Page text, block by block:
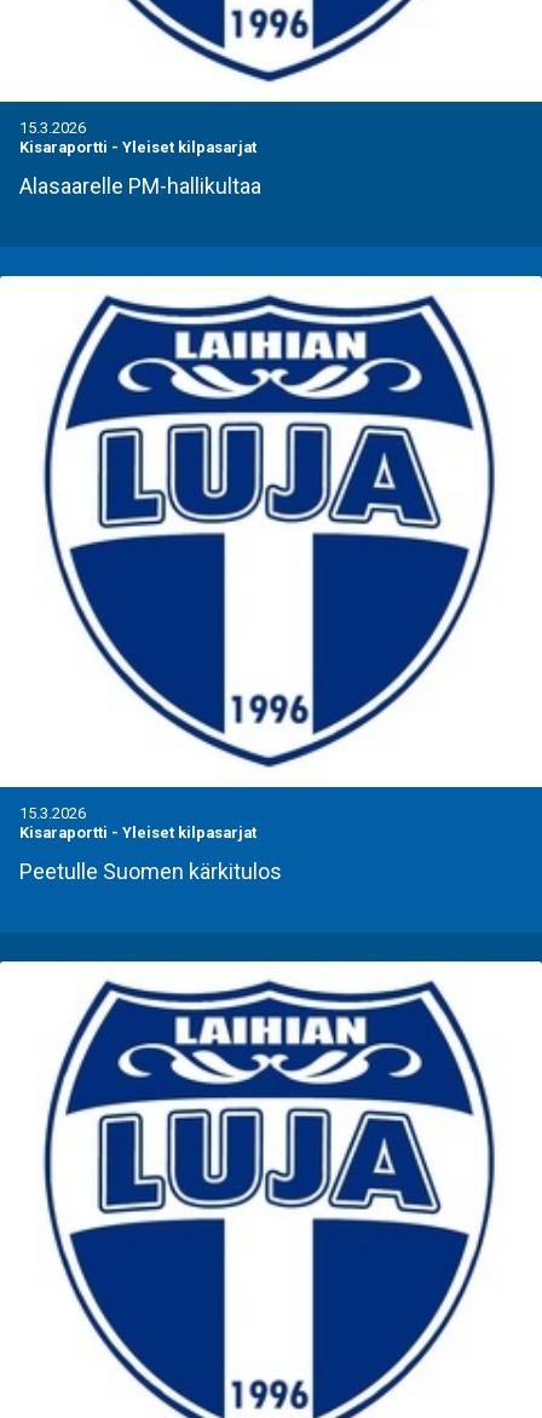
15.3.2026
Kisaraportti - Yleiset kilpasarjat
Alasaarelle PM-hallikultaa
15.3.2026
Kisaraportti - Yleiset kilpasarjat
Peetulle Suomen kärkitulos